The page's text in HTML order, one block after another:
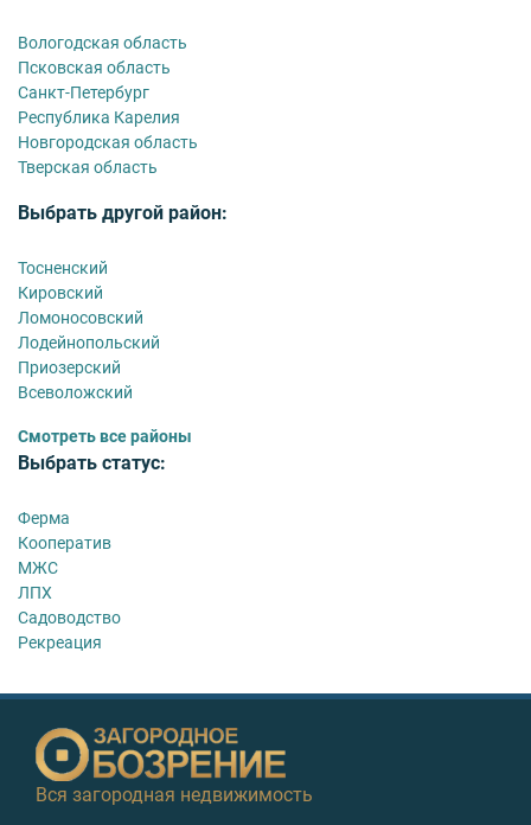
Вологодская область
Псковская область
Санкт-Петербург
Республика Карелия
Новгородская область
Тверская область
Выбрать другой район:
Тосненский
Кировский
Ломоносовский
Лодейнопольский
Приозерский
Всеволожский
Смотреть все районы
Выбрать статус:
Ферма
Кооператив
МЖС
ЛПХ
Садоводство
Рекреация
Вся загородная недвижимость